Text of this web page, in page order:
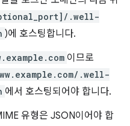
.well-
)에 호스팅합니다.
이므로
.well-
에서 호스팅되어야 합니다.
유형은 JSON이어야 합